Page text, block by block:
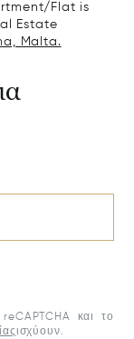
Flat is
Estate
Malta.
και το
ισχύουν.